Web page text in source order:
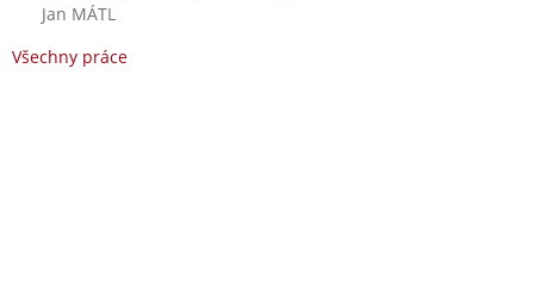
Jan MÁTL
Všechny práce